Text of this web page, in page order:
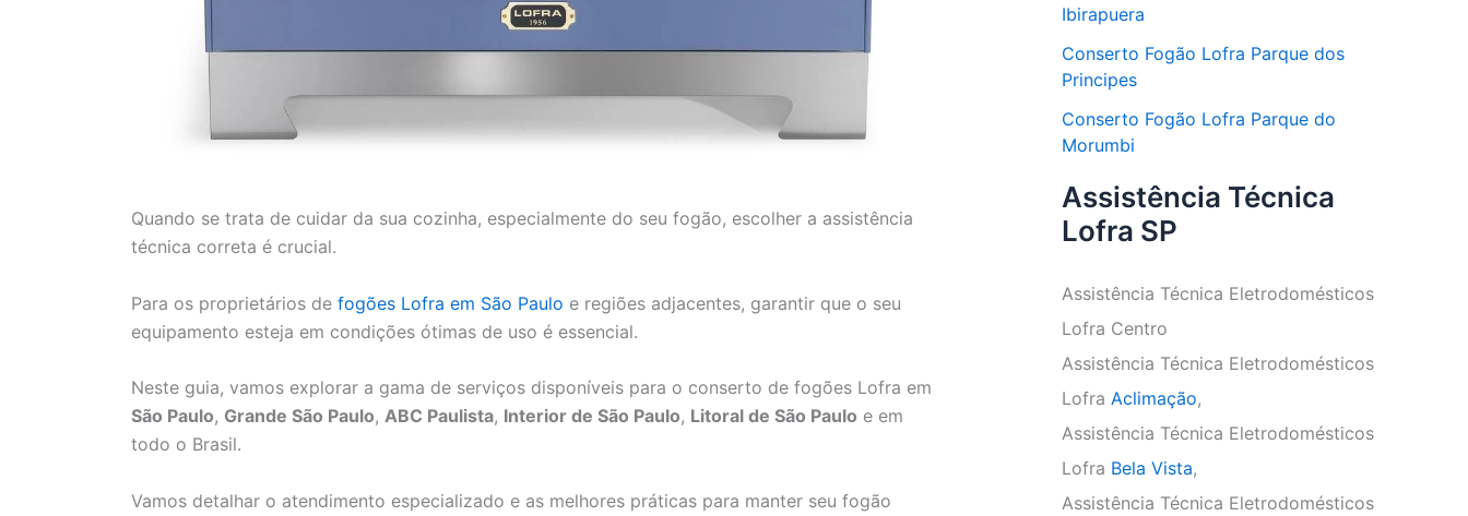
Quando se trata de cuidar da sua cozinha, especialmente do seu fogão, escolher a assistência
técnica correta é crucial.
Para os proprietários de fogões Lofra em São Paulo e regiões adjacentes, garantir que o seu
equipamento esteja em condições ótimas de uso é essencial.
Neste guia, vamos explorar a gama de serviços disponíveis para o conserto de fogões Lofra em
São Paulo, Grande São Paulo, ABC Paulista, Interior de São Paulo, Litoral de São Paulo e em
todo o Brasil.
Vamos detalhar o atendimento especializado e as melhores práticas para manter seu fogão
Ibirapuera
Conserto Fogão Lofra Parque dos
Principes
Conserto Fogão Lofra Parque do
Morumbi
Assistência Técnica
Lofra SP
Assistência Técnica Eletrodomésticos
Lofra Centro
Assistência Técnica Eletrodomésticos
Lofra Aclimação,
Assistência Técnica Eletrodomésticos
Lofra Bela Vista,
Assistência Técnica Eletrodomésticos